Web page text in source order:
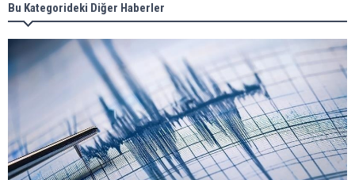
Bu Kategorideki Diğer Haberler